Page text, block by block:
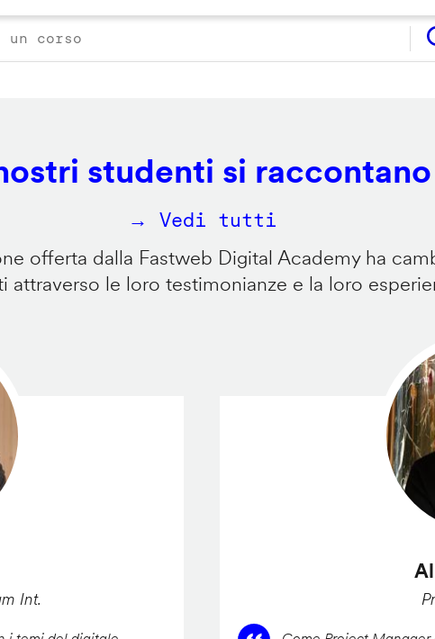
studenti si raccontano
→ Vedi tutti
offerta dalla Fastweb Digital Academy ha
attraverso le loro testimonianze e la loro
Int.